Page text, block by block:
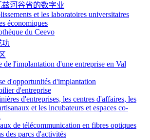
兹河谷省的数字业
et les laboratoires universitaires
économiques
du Ceevo
功
de l'implantation d'une entreprise en Val
d'opportunités d'implantation
d'entreprise
d'entreprises, les centres d'affaires, les
et les incubateurs et espaces co-
de télécommunication en fibres optiques
des parcs d'activités